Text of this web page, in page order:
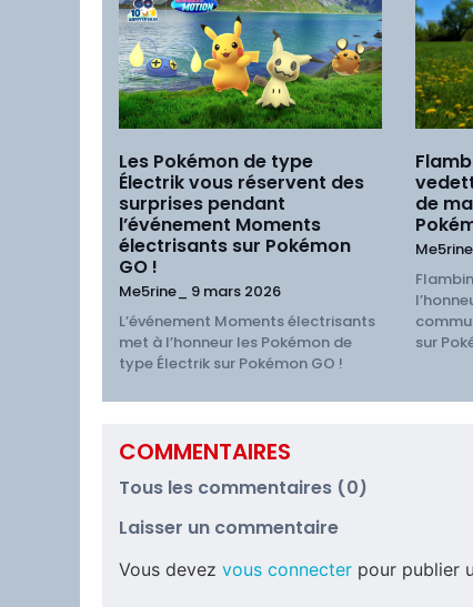
Les Pokémon de type
Électrik vous réservent des
surprises pendant
l’événement Moments
électrisants sur Pokémon
GO !
Me5rine_ 9 mars 2026
L’événement Moments électrisants
met à l’honneur les Pokémon de
type Électrik sur Pokémon GO !
de
sur
COMMENTAIRES
Tous les commentaires (0)
Laisser un commentaire
Vous devez vous connecter pour publier